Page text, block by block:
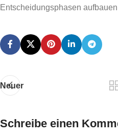
Entscheidungsphasen
Neuer
Schreibe einen